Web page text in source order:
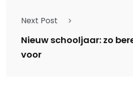
Next Post
Nieuw schooljaar: zo
voor